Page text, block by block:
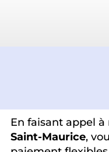
En faisant appel à
Saint-Maurice,